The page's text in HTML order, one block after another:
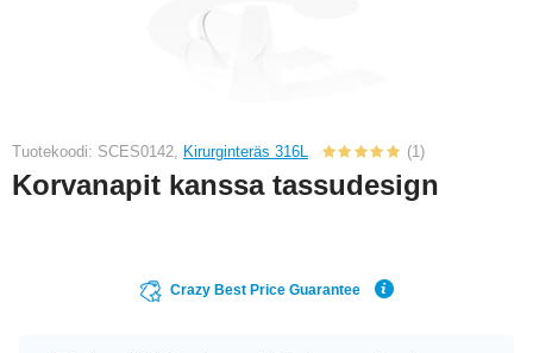
Tuotekoodi: SCES0142, Kirurginteräs 316L (1)
Korvanapit kanssa tassudesign
Crazy Best Price Guarantee